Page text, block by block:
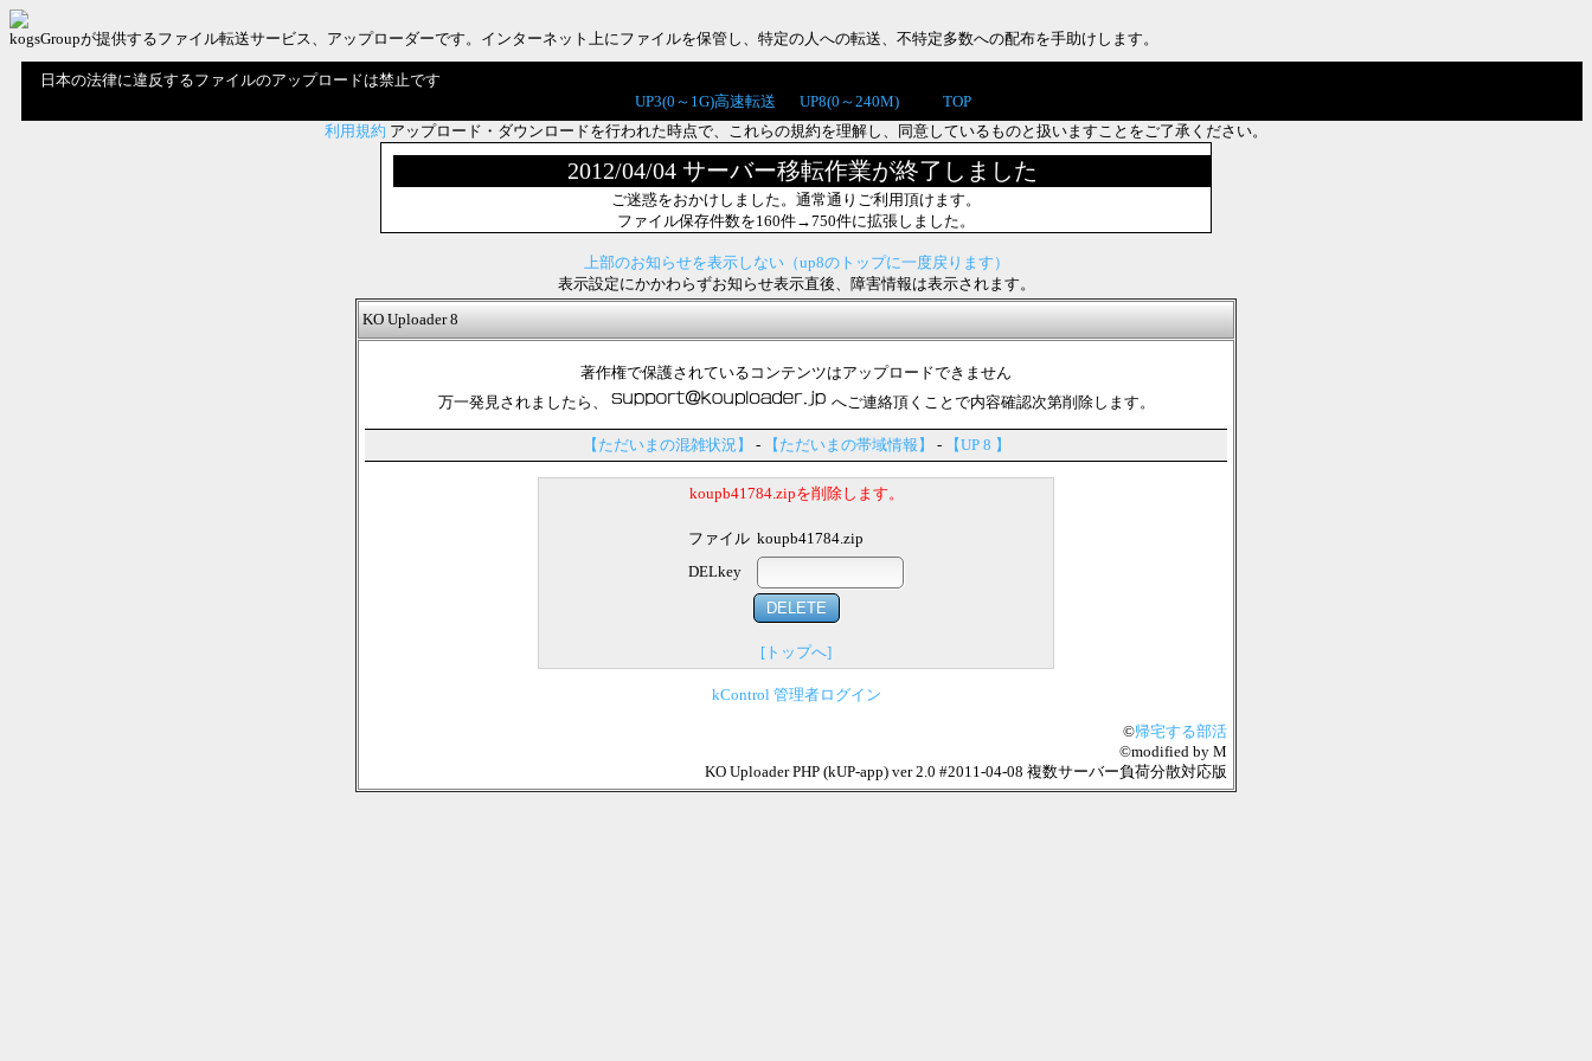
kogsGroupが提供するファイル転送サービス、アップローダーです。インターネット上にファイルを保管し、特定の人への転送、不特定多数への配布を手助けします。
日本の法律に違反するファイルのアップロードは禁止です
UP3(0～1G)高速転送
UP8(0～240M)
TOP
利用規約 アップロード・ダウンロードを行われた時点で、これらの規約を理解し、同意しているものと扱いますことをご了承ください。
2012/04/04 サーバー移転作業が終了しました
ご迷惑をおかけしました。通常通りご利用頂けます。
ファイル保存件数を160件→750件に拡張しました。
上部のお知らせを表示しない（up8のトップに一度戻ります）
表示設定にかかわらずお知らせ表示直後、障害情報は表示されます。
KO Uploader 8
著作権で保護されているコンテンツはアップロードできません
万一発見されましたら、
へご連絡頂くことで内容確認次第削除します。
【ただいまの混雑状況】 - 【ただいまの帯域情報】 - 【UP 8 】
koupb41784.zipを削除します。
ファイル koupb41784.zip
DELkey
[トップへ]
kControl 管理者ログイン
©帰宅する部活
©modified by M
KO Uploader PHP (kUP-app) ver 2.0 #2011-04-08 複数サーバー負荷分散対応版